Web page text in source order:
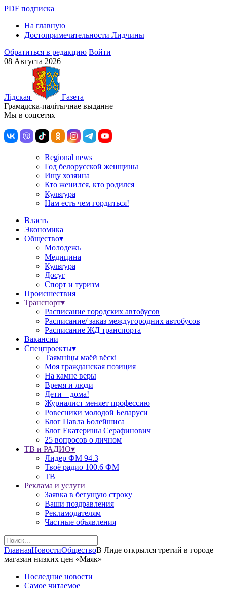
PDF подписка
На главную
Достопримечательности Лидчины
Обратиться в редакцию Войти
08 Августа 2026
Лiдская
Газета
Грамадска-палiтычнае выданне
Мы в соцсетях
Regional news
Год белорусской женщины
Ищу хозяина
Кто женился, кто родился
Культура
Нам есть чем гордиться!
Власть
Экономика
Общество▾
Молодежь
Медицина
Культура
Досуг
Спорт и туризм
Происшествия
Транспорт▾
Расписание городских автобусов
Расписание/ заказ междугородних автобусов
Расписание ЖД транспорта
Вакансии
Спецпроекты▾
Таямніцы маёй вёскі
Моя гражданская позиция
На камне веры
Время и люди
Дети – дома!
Журналист меняет профессию
Ровесники молодой Беларуси
Блог Павла Болейшиса
Блог Екатерины Серафинович
25 вопросов о личном
ТВ и РАДИО▾
Лидер ФМ 94.3
Твоё радио 100.6 ФМ
ТВ
Реклама и услуги
Заявка в бегущую строку
Ваши поздравления
Рекламодателям
Частные объявления
ГлавнаяНовостиОбществоВ Лиде открылся третий в городе
магазин низких цен «Маяк»
Последние новости
Самое читаемое